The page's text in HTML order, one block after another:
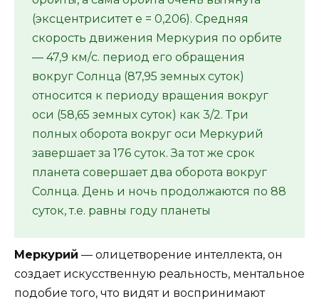
(эксцентриситет е = 0,206). Средняя
скорость движения Меркурия по орбите
— 47,9 км/с. период его обращения
вокруг Солнца (87,95 земных суток)
относится к периоду вращения вокруг
оси (58,65 земных суток) как 3/2. Три
полных оборота вокруг оси Меркурий
завершает за 176 суток. За тот же срок
планета совершает два оборота вокруг
Солнца. День и ночь продолжаются по 88
суток, т.е. равны году планеты
Меркурий — олицетворение интеллекта, он
создает искусственную реальность, ментальное
подобие того, что видят и воспринимают